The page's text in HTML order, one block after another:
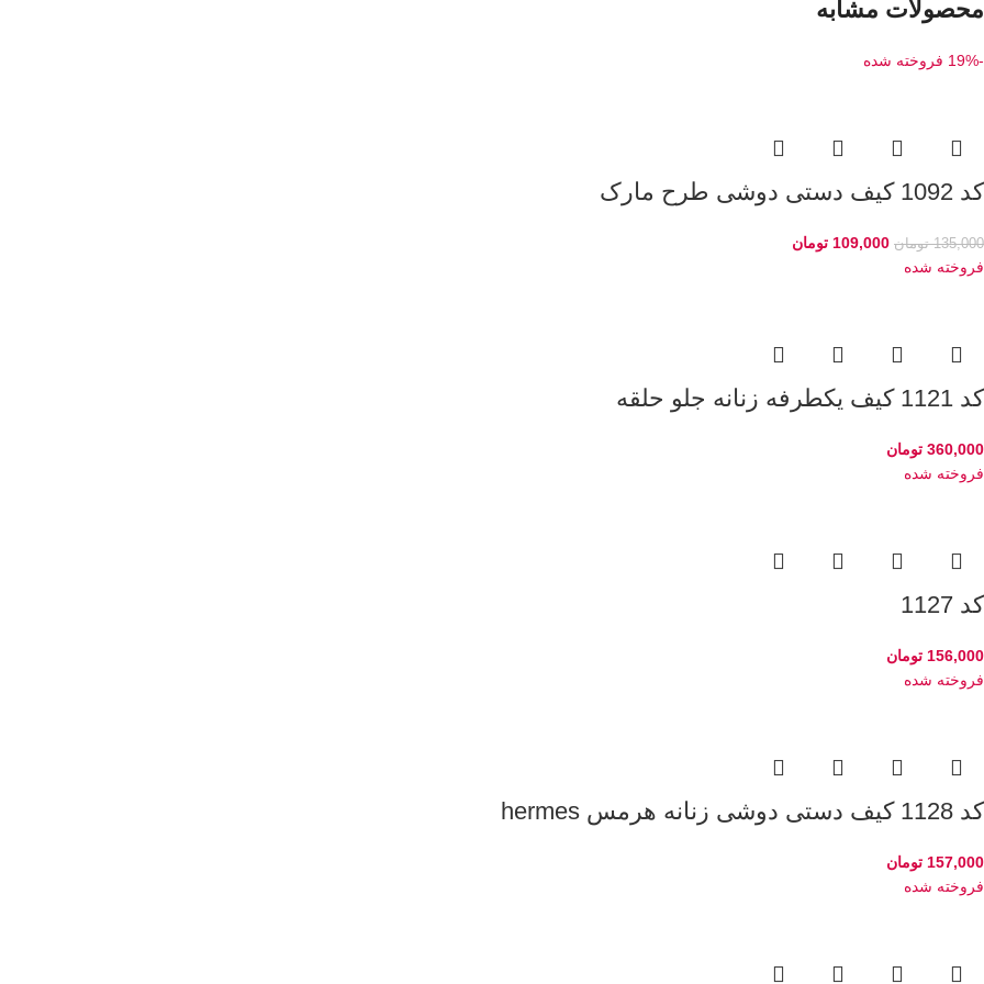
محصولات مشابه
-19% فروخته شده
کد 1092 کیف دستی دوشی طرح مارک
135,000 تومان 109,000 تومان
فروخته شده
کد 1121 کیف یکطرفه زنانه جلو حلقه
360,000 تومان
فروخته شده
کد 1127
156,000 تومان
فروخته شده
کد 1128 کیف دستی دوشی زنانه هرمس hermes
157,000 تومان
فروخته شده